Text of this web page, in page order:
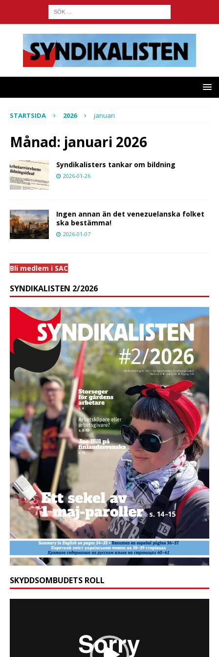
STARTSIDA 2026 januari
Månad: januari 2026
Syndikalisters tankar om bildning
2026-01-26
Ingen annan än det venezuelanska folket
ska bestämma!
2026-01-07
Bli medlem i SAC
SYNDIKALISTEN 2/2026
SKYDDSOMBUDETS ROLL